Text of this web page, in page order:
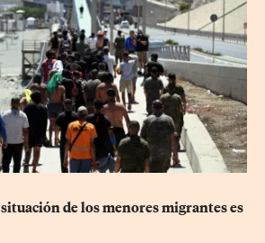
de los menores migrantes es